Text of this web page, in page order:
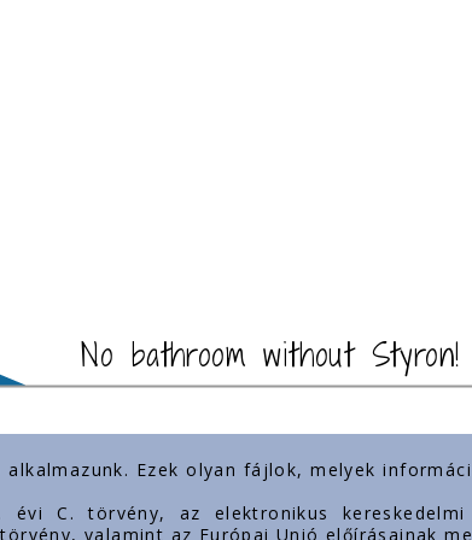
No bathroom without Styron!
Prezența
alkalmazunk. Ezek olyan fájlok, melyek
C. törvény, az elektronikus
valamint az Európai Unió előírásainak